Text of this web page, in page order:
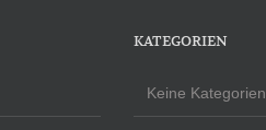
KATEGORIEN
Keine Kategorien